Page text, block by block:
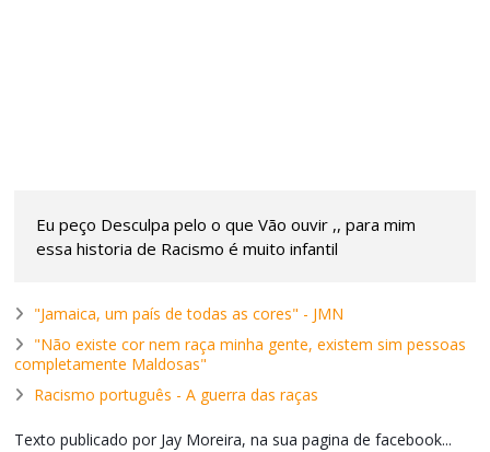
Eu peço Desculpa pelo o que Vão ouvir ,, para mim
essa historia de Racismo é muito infantil
"Jamaica, um país de todas as cores" - JMN
"Não existe cor nem raça minha gente, existem sim pessoas
completamente Maldosas"
Racismo português - A guerra das raças
Texto publicado por Jay Moreira, na sua pagina de facebook...